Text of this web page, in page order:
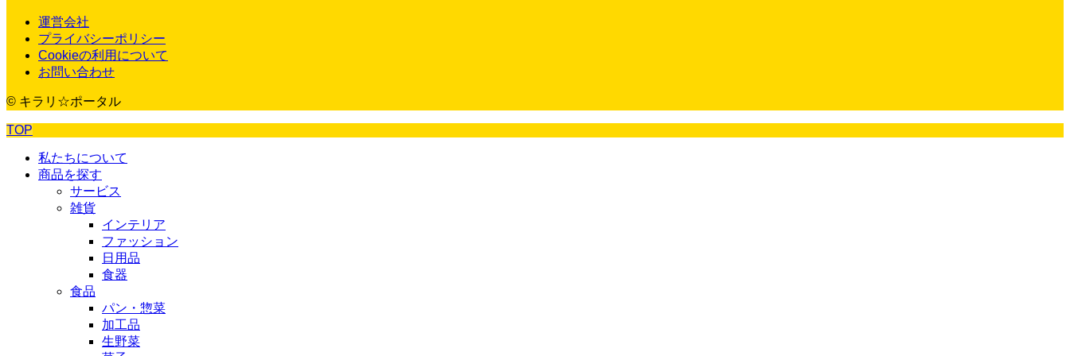
運営会社
プライバシーポリシー
Cookieの利用について
お問い合わせ
© キラリ☆ポータル
TOP
私たちについて
商品を探す
サービス
雑貨
インテリア
ファッション
日用品
食器
食品
パン・惣菜
加工品
生野菜